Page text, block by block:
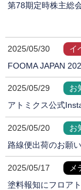
第78期定時株主総
2025/05/30
イ
FOOMA JAPAN
2025/05/29
お
アトミクス公式
2025/05/20
お
路線便出荷のお願い
2025/05/17
メ
塗料報知にフロア